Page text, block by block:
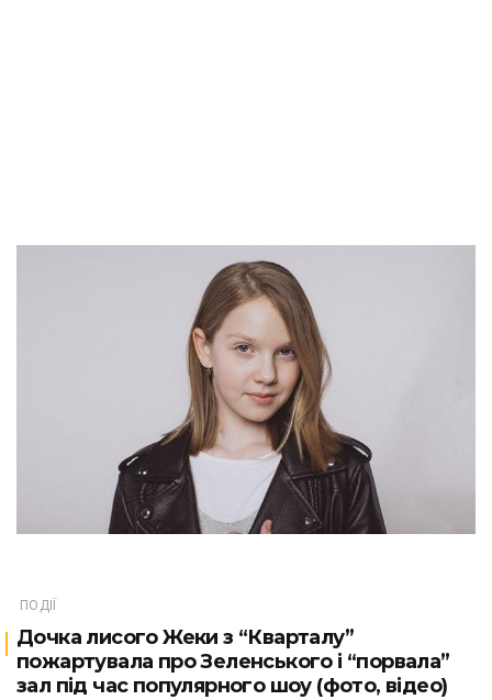
ПОДІЇ
Дочка лисого Жеки з “Кварталу”
пожартувала про Зеленського і “порвала”
зал під час популярного шоу (фото, відео)